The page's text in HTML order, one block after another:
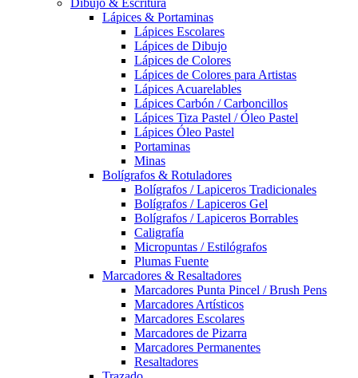
Dibujo & Escritura
Lápices & Portaminas
Lápices Escolares
Lápices de Dibujo
Lápices de Colores
Lápices de Colores para Artistas
Lápices Acuarelables
Lápices Carbón / Carboncillos
Lápices Tiza Pastel / Óleo Pastel
Lápices Óleo Pastel
Portaminas
Minas
Bolígrafos & Rotuladores
Bolígrafos / Lapiceros Tradicionales
Bolígrafos / Lapiceros Gel
Bolígrafos / Lapiceros Borrables
Caligrafía
Micropuntas / Estilógrafos
Plumas Fuente
Marcadores & Resaltadores
Marcadores Punta Pincel / Brush Pens
Marcadores Artísticos
Marcadores Escolares
Marcadores de Pizarra
Marcadores Permanentes
Resaltadores